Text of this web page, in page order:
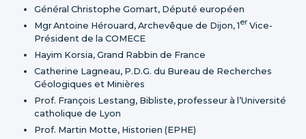
Général Christophe Gomart, Député européen
Mgr Antoine Hérouard, Archevêque de Dijon, 1er Vice-
Président de la COMECE
Hayim Korsia, Grand Rabbin de France
Catherine Lagneau, P.D.G. du Bureau de Recherches
Géologiques et Minières
Prof. François Lestang, Bibliste, professeur à l’Université
catholique de Lyon
Prof. Martin Motte, Historien (EPHE)